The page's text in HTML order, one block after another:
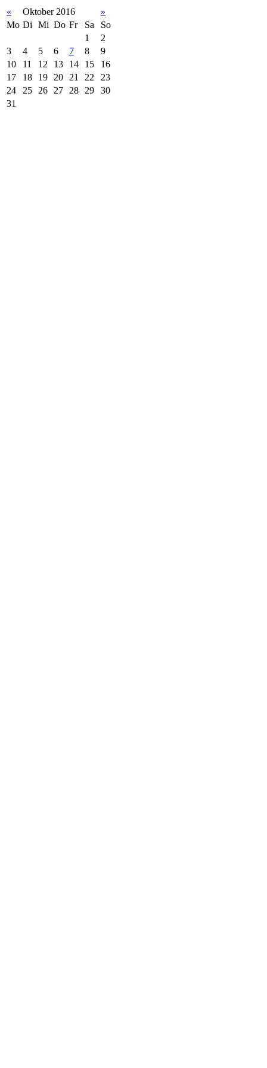
« Oktober 2016
»
Mo Di Mi Do Fr Sa
So
1
2
3
4 5 6 7 8
9
10
11 12 13 14 15
16
17
18 19 20 21 22
23
24
25 26 27 28 29
30
31